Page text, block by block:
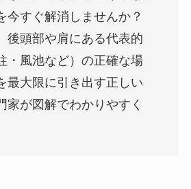
今すぐ解消しませんか？
後頭部や肩にある代表的
・風池など）の正確な場
最大限に引き出す正しい
家が図解でわかりやすく